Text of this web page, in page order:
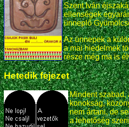
Szent Iván
ellenségek
ünneplő
Az ünnepek a
a mai hiedelmek
része még ma is
Hetedik fejezet
Mindent szabad,
konokság,
nem ártani, de
a lehetőség